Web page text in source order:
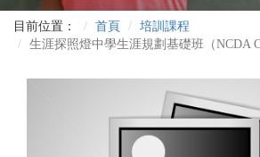
目前位置： 首頁
培訓課程
生涯探照燈中學生涯規劃基礎班（NCDA